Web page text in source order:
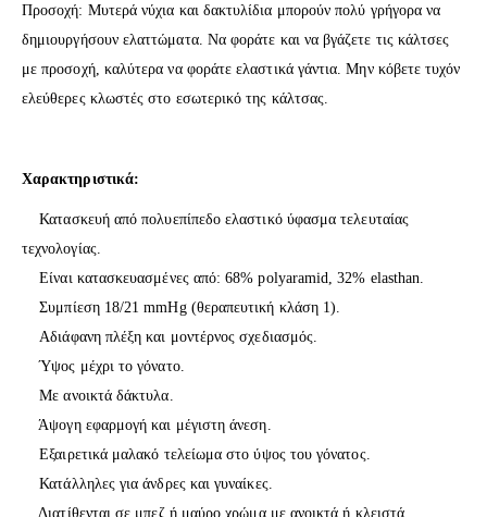
Προσοχή: Μυτερά νύχια και δακτυλίδια μπορούν πολύ γρήγορα να
δημιουργήσουν ελαττώματα. Να φοράτε και να βγάζετε τις κάλτσες
με προσοχή, καλύτερα να φοράτε ελαστικά γάντια. Μην κόβετε τυχόν
ελεύθερες κλωστές στο εσωτερικό της κάλτσας.
Χαρακτηριστικά:
Κατασκευή από πολυεπίπεδο ελαστικό ύφασμα τελευταίας
τεχνολογίας.
Είναι κατασκευασμένες από: 68% polyaramid, 32% elasthan.
Συμπίεση 18/21 mmHg (θεραπευτική κλάση 1).
Αδιάφανη πλέξη και μοντέρνος σχεδιασμός.
Ύψος μέχρι το γόνατο.
Με ανοικτά δάκτυλα.
Άψογη εφαρμογή και μέγιστη άνεση.
Εξαιρετικά μαλακό τελείωμα στο ύψος του γόνατος.
Κατάλληλες για άνδρες και γυναίκες.
Διατίθενται σε μπεζ ή μαύρο χρώμα με ανοικτά ή κλειστά